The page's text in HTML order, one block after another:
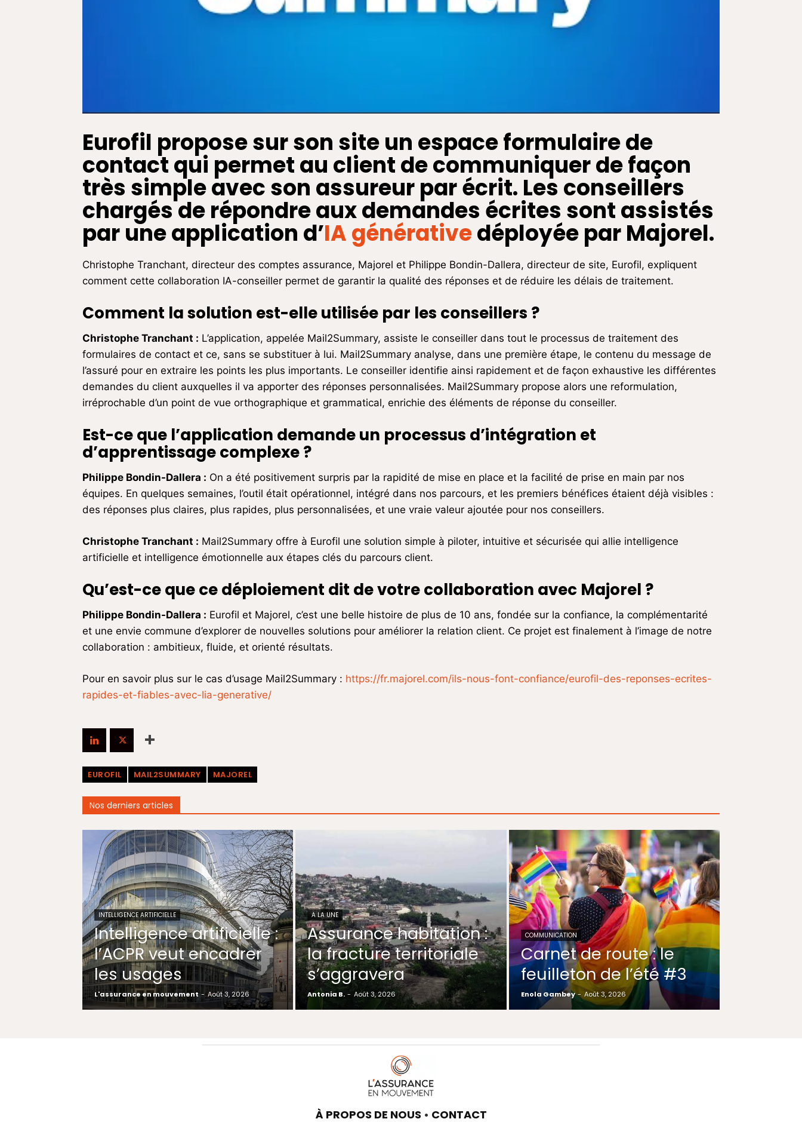
Eurofil propose sur son site un espace formulaire de
contact qui permet au client de communiquer de façon
très simple avec son assureur par écrit. Les conseillers
chargés de répondre aux demandes écrites sont assistés
par une application d’IA générativedéployée par Majorel.
Christophe Tranchant, directeur des comptes assurance, Majorel et Philippe Bondin-Dallera, directeur de site, Eurofil, expliquent
comment cette collaboration IA-conseiller permet de garantir la qualité des réponses et de réduire les délais de traitement.
Comment la solution est-elle utilisée par les conseillers ?
Christophe Tranchant : L’application, appelée Mail2Summary, assiste le conseiller dans tout le processus de traitement des
formulaires de contact et ce, sans se substituer à lui. Mail2Summary analyse, dans une première étape, le contenu du message de
l’assuré pour en extraire les points les plus importants. Le conseiller identifie ainsi rapidement et de façon exhaustive les différentes
demandes du client auxquelles il va apporter des réponses personnalisées. Mail2Summary propose alors une reformulation,
irréprochable d’un point de vue orthographique et grammatical, enrichie des éléments de réponse du conseiller.
Est-ce que l’application demande un processus d’intégration et
d’apprentissage complexe ?
Philippe Bondin-Dallera : On a été positivement surpris par la rapidité de mise en place et la facilité de prise en main par nos
équipes. En quelques semaines, l’outil était opérationnel, intégré dans nos parcours, et les premiers bénéfices étaient déjà visibles :
des réponses plus claires, plus rapides, plus personnalisées, et une vraie valeur ajoutée pour nos conseillers.
Christophe Tranchant : Mail2Summary offre à Eurofil une solution simple à piloter, intuitive et sécurisée qui allie intelligence
artificielle et intelligence émotionnelle aux étapes clés du parcours client.
Qu’est-ce que ce déploiement dit de votre collaboration avec Majorel ?
Philippe Bondin-Dallera : Eurofil et Majorel, c’est une belle histoire de plus de 10 ans, fondée sur la confiance, la complémentarité
et une envie commune d’explorer de nouvelles solutions pour améliorer la relation client. Ce projet est finalement à l’image de notre
collaboration : ambitieux, fluide, et orienté résultats.
Pour en savoir plus sur le cas d’usage Mail2Summary : https://fr.majorel.com/ils-nous-font-confiance/eurofil-des-reponses-ecrites-
rapides-et-fiables-avec-lia-generative/
EUROFIL MAIL2SUMMARY MAJOREL
Nos derniers articles
INTELLIGENCE ARTIFICIELLE
Intelligence artificielle :
l’ACPR veut encadrer
les usages
L'assurance en mouvement - Août 3, 2026
A LA UNE
Assurance habitation :
la fracture territoriale
s’aggravera
Antonia B. - Août 3, 2026
COMMUNICATION
Carnet de route : le
feuilleton de l’été #3
Enola Gambey - Août 3, 2026
À PROPOS DE NOUS • CONTACT